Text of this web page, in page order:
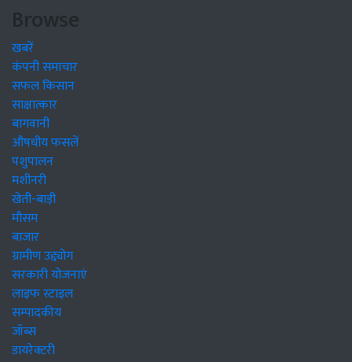
Browse
खबरें
कंपनी समाचार
सफल किसान
साक्षात्कार
बागवानी
औषधीय फसलें
पशुपालन
मशीनरी
खेती-बाड़ी
मौसम
बाजार
ग्रामीण उद्द्योग
सरकारी योजनाएं
लाइफ स्टाइल
सम्पादकीय
जॉब्स
डायरेक्टरी